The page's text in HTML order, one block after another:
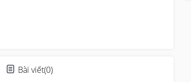
Bài viết(0)